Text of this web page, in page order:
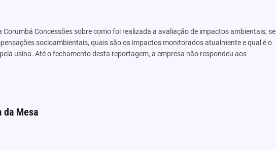
Concessões sobre como foi realizada a avaliação de impactos ambientais, se
socioambientais, quais são os impactos monitorados atualmente e qual é o
usina. Até o fechamento desta reportagem, a empresa não respondeu aos
da Mesa